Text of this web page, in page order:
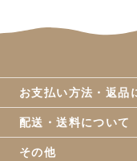
お支払い方法・返品
配送・送料について
その他